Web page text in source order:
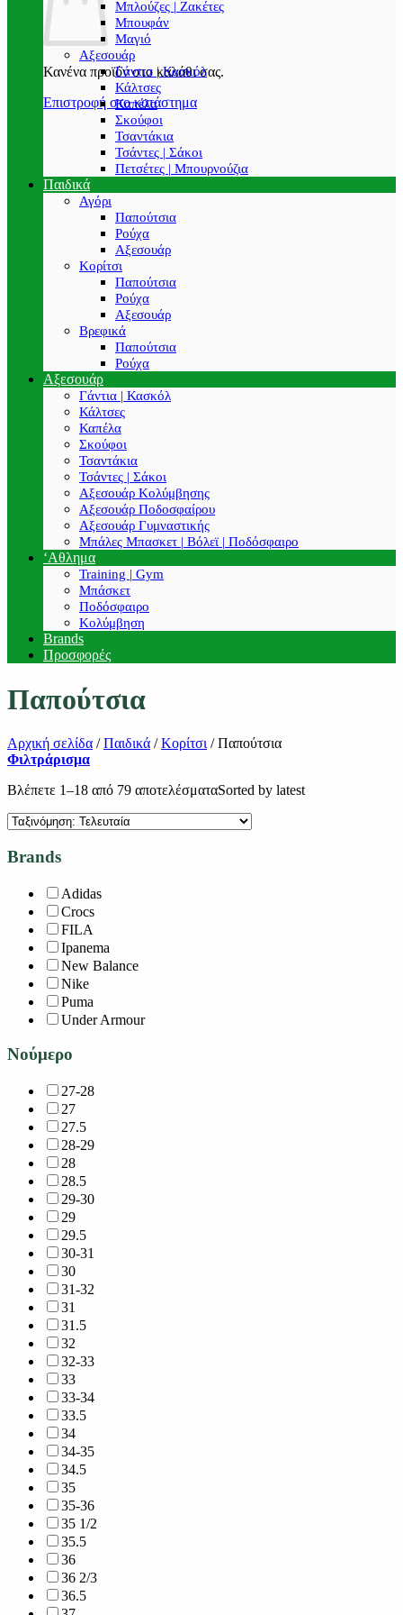
Κανένα προϊόν στο καλάθι σας.
Επιστροφή στο κατάστημα
Μπλούζες | Ζακέτες
Μπουφάν
Μαγιό
Αξεσουάρ
Γάντια | Κασκόλ
Κάλτσες
Καπέλα
Σκούφοι
Τσαντάκια
Τσάντες | Σάκοι
Πετσέτες | Μπουρνούζια
Παιδικά
Αγόρι
Παπούτσια
Ρούχα
Αξεσουάρ
Κορίτσι
Παπούτσια
Ρούχα
Αξεσουάρ
Βρεφικά
Παπούτσια
Ρούχα
Αξεσουάρ
Γάντια | Κασκόλ
Κάλτσες
Καπέλα
Σκούφοι
Τσαντάκια
Τσάντες | Σάκοι
Αξεσουάρ Κολύμβησης
Αξεσουάρ Ποδοσφαίρου
Αξεσουάρ Γυμναστικής
Μπάλες Μπασκετ | Βόλεϊ | Ποδόσφαιρο
‘Αθλημα
Training | Gym
Μπάσκετ
Ποδόσφαιρο
Κολύμβηση
Brands
Προσφορές
Παπούτσια
Αρχική σελίδα / Παιδικά / Κορίτσι /Παπούτσια
Φιλτράρισμα
Βλέπετε 1–18 από 79 αποτελέσματαSorted by latest
Brands
Adidas
Crocs
FILA
Ipanema
New Balance
Nike
Puma
Under Armour
Νούμερο
27-28
27
27.5
28-29
28
28.5
29-30
29
29.5
30-31
30
31-32
31
31.5
32
32-33
33
33-34
33.5
34
34-35
34.5
35
35-36
35 1/2
35.5
36
36 2/3
36.5